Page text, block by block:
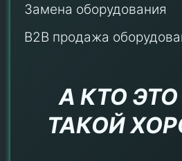
Замена оборудования
B2B продажа
А КТО
ТАКОЙ